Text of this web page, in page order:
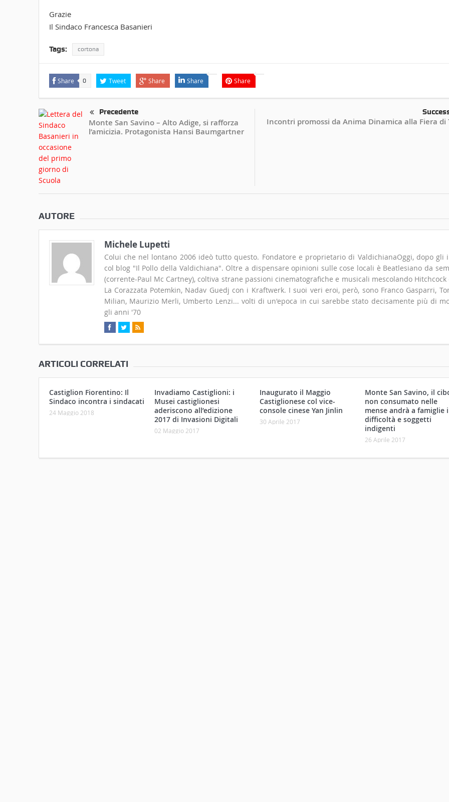
Grazie
Il Sindaco Francesca Basanieri
Tags: cortona
Share 0 Tweet Share Share Share
Precedente
Monte San Savino – Alto Adige, si rafforza
l’amicizia. Protagonista Hansi Baumgartner
Incontri promossi da Anima Dinamica alla Fiera di
AUTORE
Michele Lupetti
Colui che nel lontano 2006 ideò tutto questo. Fondatore e proprietario di ValdichianaOggi, dopo gli
col blog "Il Pollo della Valdichiana". Oltre a dispensare opinioni sulle cose locali è Beatlesiano da
(corrente-Paul Mc Cartney), coltiva strane passioni cinematografiche e musicali mescolando Hitchcock
La Corazzata Potemkin, Nadav Guedj con i Kraftwerk. I suoi veri eroi, però, sono Franco Gasparri,
Milian, Maurizio Merli, Umberto Lenzi... volti di un'epoca in cui sarebbe stato decisamente più di
gli anni '70
ARTICOLI CORRELATI
Castiglion Fiorentino: Il
Sindaco incontra i sindacati
24 Maggio 2018
Invadiamo Castiglioni: i
Musei castiglionesi
aderiscono all’edizione
2017 di Invasioni Digitali
02 Maggio 2017
Inaugurato il Maggio
Castiglionese col vice-
console cinese Yan Jinlin
30 Aprile 2017
Monte San Savino, il
non consumato nelle
mense andrà a famiglie
difficoltà e soggetti
indigenti
26 Aprile 2017